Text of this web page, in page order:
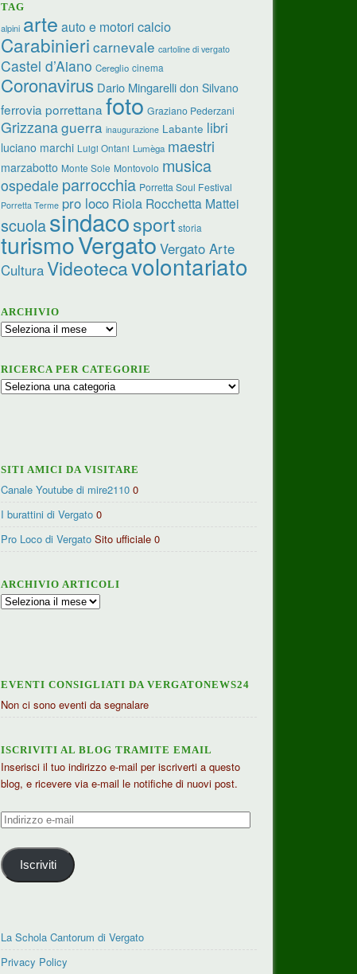
TAG
alpini arte auto e motori calcio
Carabinieri carnevale cartoline di vergato
Castel d’Aiano Cereglio cinema
Coronavirus Dario Mingarelli don Silvano
ferrovia porrettana foto Graziano Pederzani
Grizzanaguerra inaugurazione Labante libri
luciano marchi Luigi Ontani Lumèga maestri
marzabotto Monte Sole Montovolo musica
ospedale parrocchia Porretta Soul Festival
Porretta Terme pro loco Riola Rocchetta Mattei
scuolasindacosport storia
turismoVergato Vergato Arte
CulturaVideotecavolontariato
ARCHIVIO
Archivio
RICERCA PER CATEGORIE
Ricerca
SITI AMICI DA VISITARE
Canale Youtube di mire2110 0
I burattini di Vergato 0
Pro Loco di Vergato Sito ufficiale 0
ARCHIVIO ARTICOLI
Archivio
EVENTI CONSIGLIATI DA VERGATONEWS24
Non ci sono eventi da segnalare
ISCRIVITI AL BLOG TRAMITE EMAIL
Inserisci il tuo indirizzo e-mail per iscriverti a questo
blog, e ricevere via e-mail le notifiche di nuovi post.
Indirizzo
mail
Iscriviti
La Schola Cantorum di Vergato
Privacy Policy